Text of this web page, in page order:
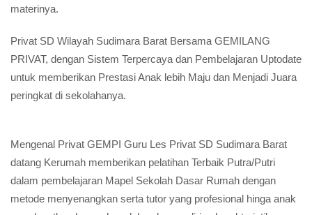
materinya.
Privat SD Wilayah Sudimara Barat Bersama GEMILANG
PRIVAT, dengan Sistem Terpercaya dan Pembelajaran Uptodate
untuk memberikan Prestasi Anak lebih Maju dan Menjadi Juara
peringkat di sekolahanya.
Mengenal Privat GEMPI Guru Les Privat SD Sudimara Barat
datang Kerumah memberikan pelatihan Terbaik Putra/Putri
dalam pembelajaran Mapel Sekolah Dasar Rumah dengan
metode menyenangkan serta tutor yang profesional hinga anak